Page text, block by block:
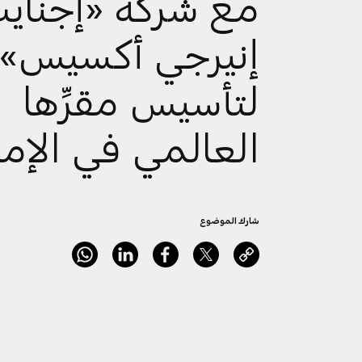
إنيرجي
لتأسيس مقرِّها
العالمي في
شارك الموضوع